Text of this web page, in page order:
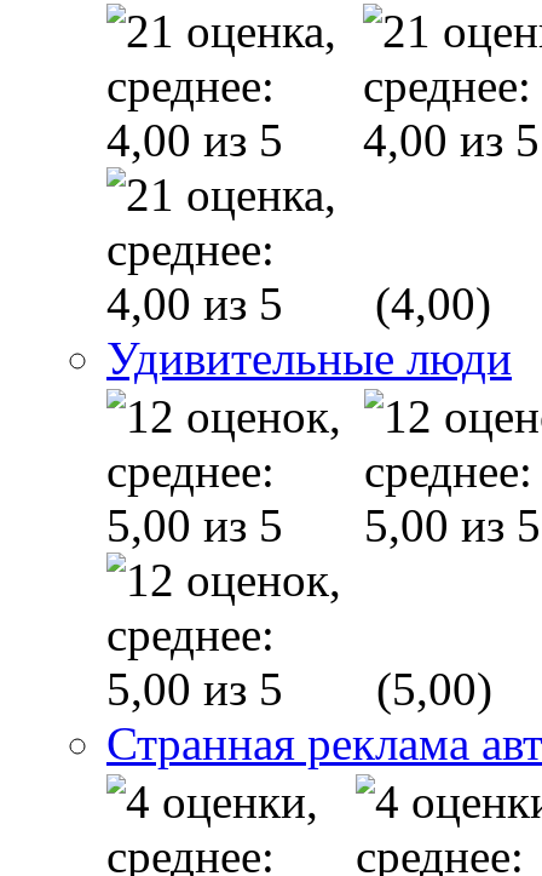
(4,00)
Удивительные люди
(5,00)
Странная реклама